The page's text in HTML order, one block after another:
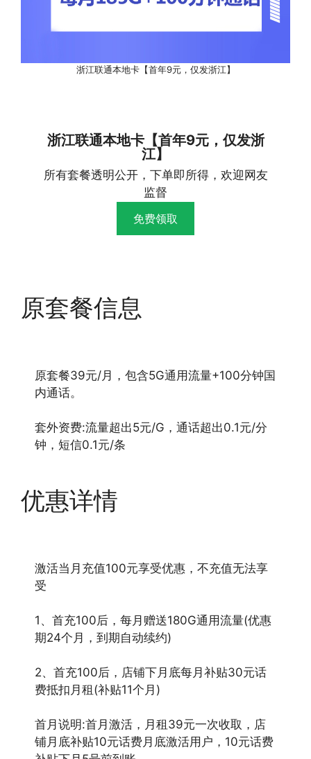
浙江联通本地卡【首年9元，仅发浙江】
浙江联通本地卡【首年9元，仅发浙
江】
所有套餐透明公开，下单即所得，欢迎网友
监督
免费领取
原套餐信息
原套餐39元/月，包含5G通用流量+100分钟国
内通话。
套外资费:流量超出5元/G，通话超出0.1元/分
钟，短信0.1元/条
优惠详情
激活当月充值100元享受优惠，不充值无法享
受
1、首充100后，每月赠送180G通用流量(优惠
期24个月，到期自动续约)
2、首充100后，店铺下月底每月补贴30元话
费抵扣月租(补贴11个月)
首月说明:首月激活，月租39元一次收取，店
铺月底补贴10元话费月底激活用户，10元话费